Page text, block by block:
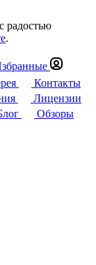
радостью
.
Контакты
Лицензии
Обзоры